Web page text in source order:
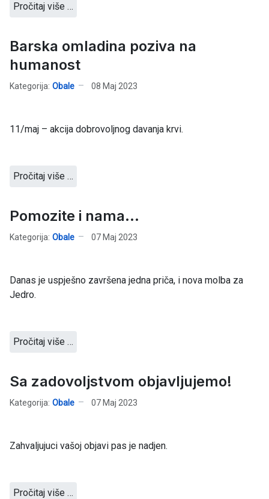
Pročitaj više …
Barska omladina poziva na
humanost
Kategorija: Obale 08 Maj 2023
11/maj – akcija dobrovoljnog davanja krvi.
Pročitaj više …
Pomozite i nama...
Kategorija: Obale 07 Maj 2023
Danas je uspješno završena jedna priča, i nova molba za
Jedro.
Pročitaj više …
Sa zadovoljstvom objavljujemo!
Kategorija: Obale 07 Maj 2023
Zahvaljujuci vašoj objavi pas je nadjen.
Pročitaj više …